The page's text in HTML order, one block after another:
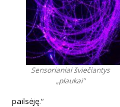
Sensorianiai šviečiantys
„plaukai”
pailsėję.”